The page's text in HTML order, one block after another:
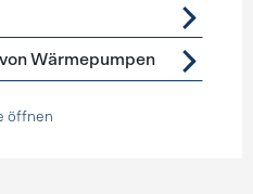
Wärmepumpen
öffnen